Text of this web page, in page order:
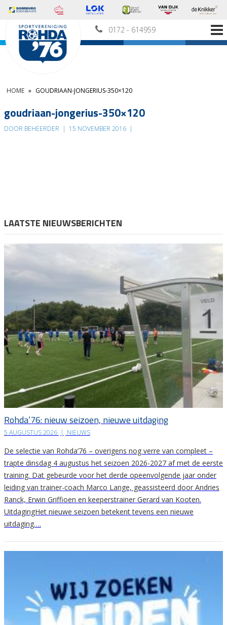
0172 - 614959
HOME » GOUDRIAAN-JONGERIUS-350×120
goudriaan-jongerius-350×120
DOOR BEHEERDER | 15 NOVEMBER 2016 |
LAATSTE NIEUWSBERICHTEN
Rohda’76: nieuw seizoen, nieuwe uitdaging
5 AUGUSTUS 2026 | NIEUWS
De selectie van Rohda’76 – overigens nog verre van compleet –
trapte dinsdag 4 augustus het seizoen 2026-2027 af met de eerste
training. Dat gebeurde voor het derde opeenvolgende jaar onder
leiding van trainer-coach Marco Lange, geassisteerd door Andries
Ranck, Erwin Griffioen en keeperstrainer Gerard van Kooten.
UitdagingHet nieuwe seizoen betekent tevens een nieuwe
uitdaging….